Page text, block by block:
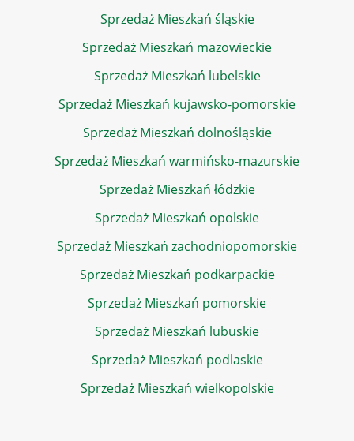
Sprzedaż Mieszkań śląskie
Sprzedaż Mieszkań mazowieckie
Sprzedaż Mieszkań lubelskie
Sprzedaż Mieszkań kujawsko-pomorskie
Sprzedaż Mieszkań dolnośląskie
Sprzedaż Mieszkań warmińsko-mazurskie
Sprzedaż Mieszkań łódzkie
Sprzedaż Mieszkań opolskie
Sprzedaż Mieszkań zachodniopomorskie
Sprzedaż Mieszkań podkarpackie
Sprzedaż Mieszkań pomorskie
Sprzedaż Mieszkań lubuskie
Sprzedaż Mieszkań podlaskie
Sprzedaż Mieszkań wielkopolskie